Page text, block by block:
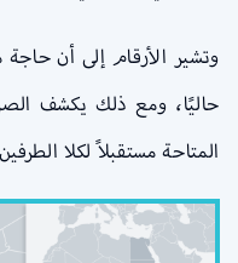
وتشير الأرقام إلى أن حاجة
حاليًا، ومع ذلك يكشف
المتاحة مستقبلاً لكلا